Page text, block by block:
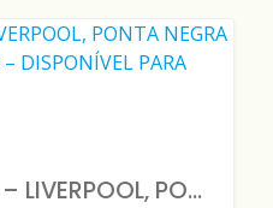
RESERVA INGLESA – LIVERPOOL, PONTA NEGRA – APARTAMENTO 113m2 – DISPONÍVEL PARA VENDA